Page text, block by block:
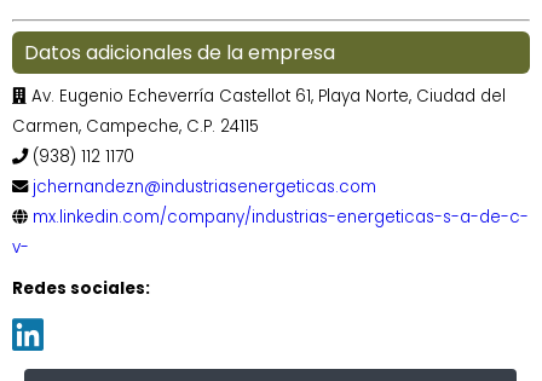
Datos adicionales de la empresa
Av. Eugenio Echeverría Castellot 61, Playa Norte, Ciudad del
Carmen, Campeche, C.P. 24115
(938) 112 1170
jchernandezn@industriasenergeticas.com
mx.linkedin.com/company/industrias-energeticas-s-a-de-c-
v-
Redes sociales: